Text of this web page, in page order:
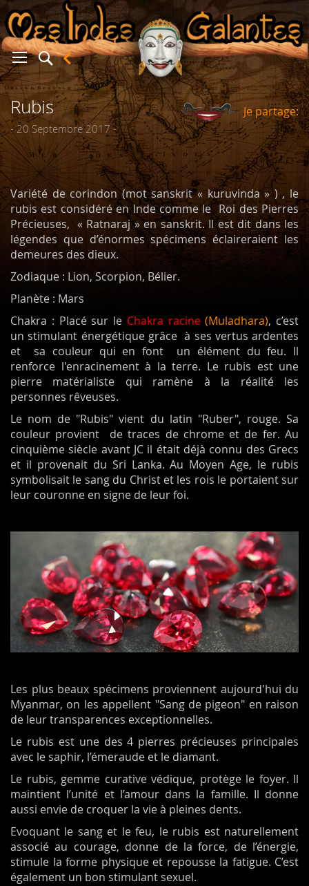
Rubis
- 20 Septembre 2017 -
Je partage:
Variété de corindon (mot sanskrit « kuruvinda » ) , le
rubis est considéré en Inde comme le Roi des Pierres
Précieuses, « Ratnaraj » en sanskrit. Il est dit dans les
légendes que d’énormes spécimens éclaireraient les
demeures des dieux.
Zodiaque : Lion, Scorpion, Bélier.
Planète : Mars
Chakra : Placé sur le Chakra racine (Muladhara), c’est
un stimulant énergétique grâce à ses vertus ardentes
et sa couleur qui en font un élément du feu. Il
renforce l'enracinement à la terre. Le rubis est une
pierre matérialiste qui ramène à la réalité les
personnes rêveuses.
Le nom de "Rubis" vient du latin "Ruber", rouge. Sa
couleur provient de traces de chrome et de fer. Au
cinquième siècle avant JC il était déjà connu des Grecs
et il provenait du Sri Lanka. Au Moyen Age, le rubis
symbolisait le sang du Christ et les rois le portaient sur
leur couronne en signe de leur foi.
Les plus beaux spécimens proviennent aujourd'hui du
Myanmar, on les appellent "Sang de pigeon" en raison
de leur transparences exceptionnelles.
Le rubis est une des 4 pierres précieuses principales
avec le saphir, l’émeraude et le diamant.
Le rubis, gemme curative védique, protège le foyer. Il
maintient l’unité et l’amour dans la famille. Il donne
aussi envie de croquer la vie à pleines dents.
Evoquant le sang et le feu, le rubis est naturellement
associé au courage, donne de la force, de l’énergie,
stimule la forme physique et repousse la fatigue. C’est
également un bon stimulant sexuel.